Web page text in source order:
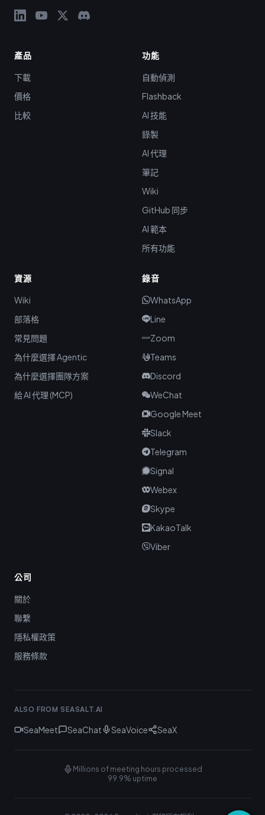
產品
下載
價格
比較
功能
自動偵測
Flashback
AI 技能
錄製
AI 代理
筆記
Wiki
GitHub 同步
AI 範本
所有功能
資源
Wiki
部落格
常見問題
為什麼選擇 Agentic
為什麼選擇團隊方案
給 AI 代理 (MCP)
錄音
WhatsApp
Line
Zoom
Teams
Discord
WeChat
Google Meet
Slack
Telegram
Signal
Webex
Skype
KakaoTalk
Viber
公司
關於
聯繫
隱私權政策
服務條款
ALSO FROM SEASALT.AI
SeaMeet SeaChat SeaVoice SeaX
Millions of meeting hours processed
99.9% uptime